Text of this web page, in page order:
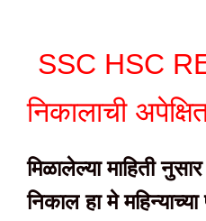
SSC HSC
निकालाची
मिळालेल्या माहिती नुसार
निकाल हा मे